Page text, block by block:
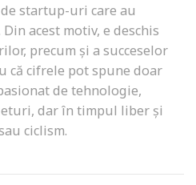
startup-uri care au
acest motiv, e deschis
precum și a succeselor
că cifrele pot spune doar
de tehnologie,
dar în timpul liber și
ciclism.